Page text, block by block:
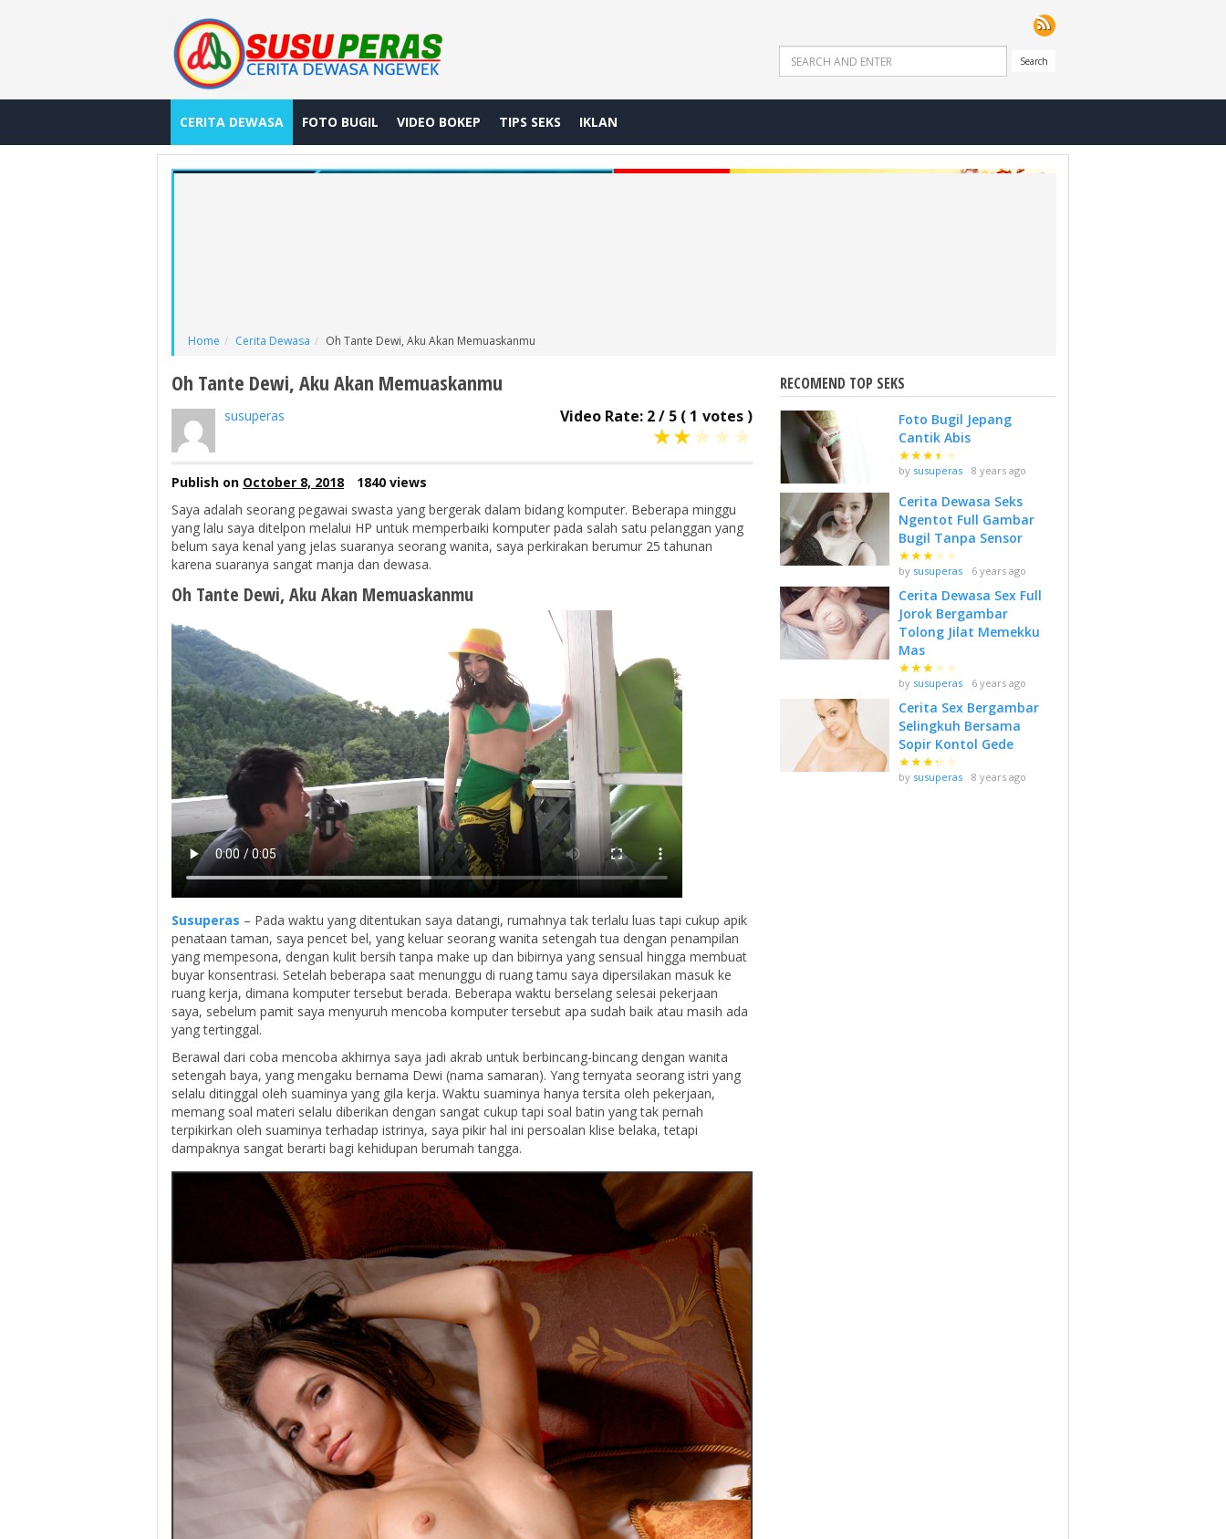
Search
CERITA DEWASA FOTO BUGIL VIDEO BOKEP TIPS SEKS IKLAN
Home Cerita Dewasa Oh Tante Dewi, Aku Akan Memuaskanmu
Oh Tante Dewi, Aku Akan Memuaskanmu
susuperas Video Rate: 2/ 5( 1 votes )
★★★★★
Publish on October 8, 2018
1840 views
Saya adalah seorang pegawai swasta yang bergerak dalam bidang komputer. Beberapa minggu
yang lalu saya ditelpon melalui HP untuk memperbaiki komputer pada salah satu pelanggan yang
belum saya kenal yang jelas suaranya seorang wanita, saya perkirakan berumur 25 tahunan
karena suaranya sangat manja dan dewasa.
Oh Tante Dewi, Aku Akan Memuaskanmu
Susuperas – Pada waktu yang ditentukan saya datangi, rumahnya tak terlalu luas tapi cukup apik
penataan taman, saya pencet bel, yang keluar seorang wanita setengah tua dengan penampilan
yang mempesona, dengan kulit bersih tanpa make up dan bibirnya yang sensual hingga membuat
buyar konsentrasi. Setelah beberapa saat menunggu di ruang tamu saya dipersilakan masuk ke
ruang kerja, dimana komputer tersebut berada. Beberapa waktu berselang selesai pekerjaan
saya, sebelum pamit saya menyuruh mencoba komputer tersebut apa sudah baik atau masih ada
yang tertinggal.
Berawal dari coba mencoba akhirnya saya jadi akrab untuk berbincang-bincang dengan wanita
setengah baya, yang mengaku bernama Dewi (nama samaran). Yang ternyata seorang istri yang
selalu ditinggal oleh suaminya yang gila kerja. Waktu suaminya hanya tersita oleh pekerjaan,
memang soal materi selalu diberikan dengan sangat cukup tapi soal batin yang tak pernah
terpikirkan oleh suaminya terhadap istrinya, saya pikir hal ini persoalan klise belaka, tetapi
dampaknya sangat berarti bagi kehidupan berumah tangga.
RECOMEND TOP SEKS
Foto Bugil Jepang
Cantik Abis
★★★★ ★
by susuperas 8 years ago
Cerita Dewasa Seks
Ngentot Full Gambar
Bugil Tanpa Sensor
★★★★ ★
by susuperas 6 years ago
Cerita Dewasa Sex Full
Jorok Bergambar
Tolong Jilat Memekku
Mas
★★★★ ★
by susuperas 6 years ago
Cerita Sex Bergambar
Selingkuh Bersama
Sopir Kontol Gede
★★★★ ★
by susuperas 8 years ago